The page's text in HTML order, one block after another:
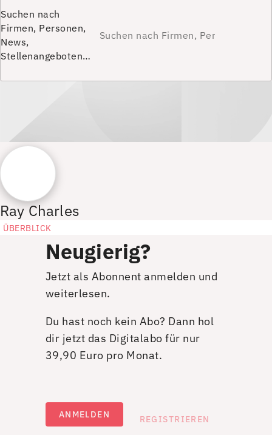
Suchen nach
Firmen, Personen,
News,
Stellenangeboten…
Ray Charles
ÜBERBLICK
Neugierig?
Jetzt als Abonnent anmelden und
weiterlesen.
Du hast noch kein Abo? Dann hol
dir jetzt das Digitalabo für nur
39,90 Euro pro Monat.
ANMELDEN REGISTRIEREN